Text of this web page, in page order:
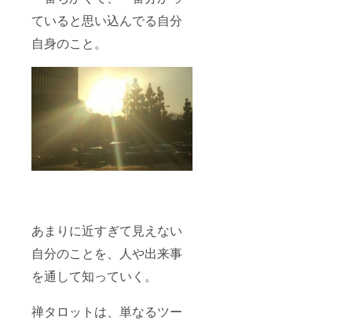
ていると思い込んでる自分
自身のこと。
あまりに近すぎて見えない
自分のことを、人や出来事
を通して知っていく。
禅タロットは、単なるツー